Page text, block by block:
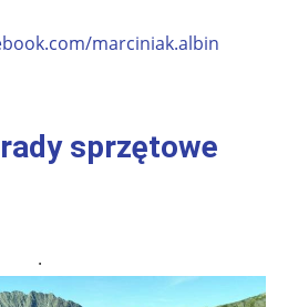
marciniak.albin
sprzętowe
.